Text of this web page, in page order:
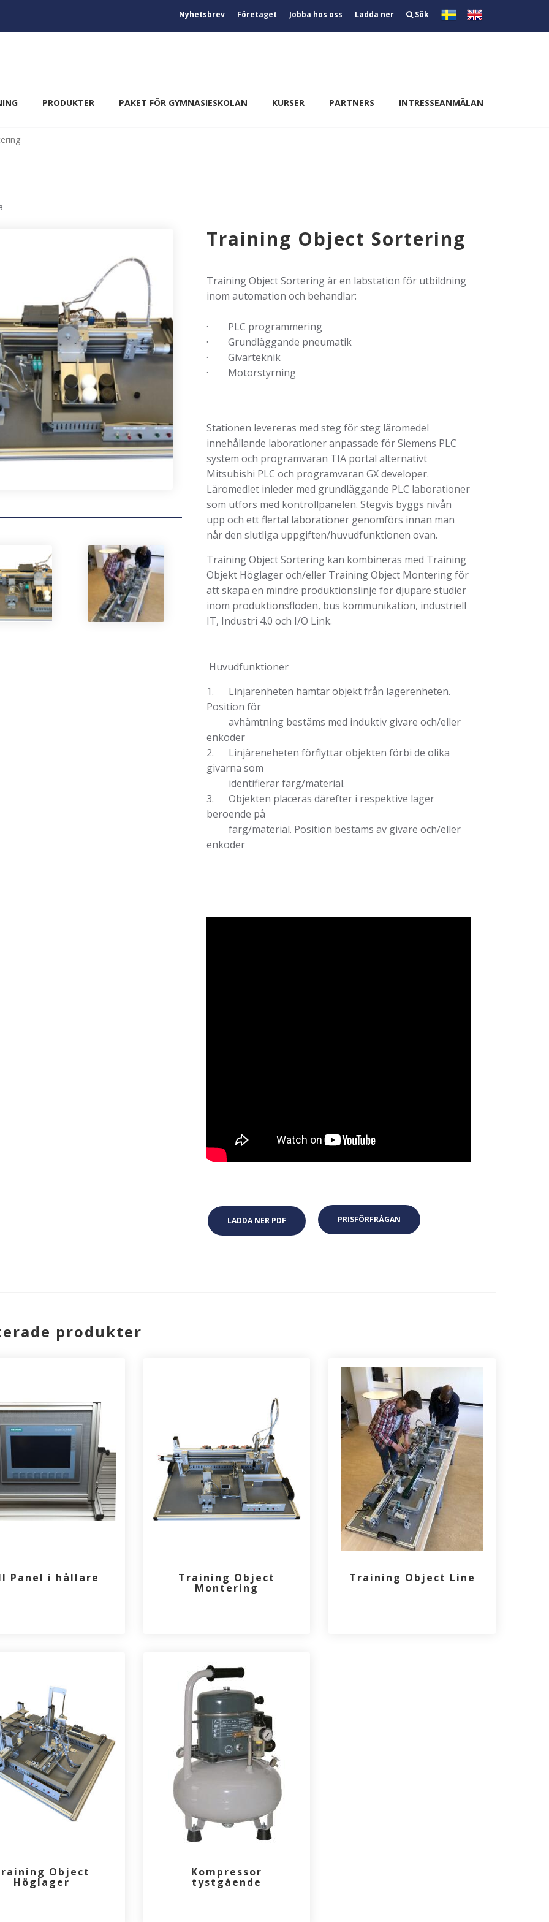
Nyhetsbrev Företaget Jobba hos oss Ladda ner Sök
PRODUKTER PAKET FÖR GYMNASIESKOLAN KURSER PARTNERS INTRESSEANMÄLAN
Training Object Sortering
Training Object Sortering är en labstation för utbildning
inom automation och behandlar:
· PLC programmering
· Grundläggande pneumatik
· Givarteknik
· Motorstyrning
Stationen levereras med steg för steg läromedel
innehållande laborationer anpassade för Siemens PLC
system och programvaran TIA portal alternativt
Mitsubishi PLC och programvaran GX developer.
Läromedlet inleder med grundläggande PLC laborationer
som utförs med kontrollpanelen. Stegvis byggs nivån
upp och ett flertal laborationer genomförs innan man
når den slutliga uppgiften/huvudfunktionen ovan.
Training Object Sortering kan kombineras med Training
Objekt Höglager och/eller Training Object Montering för
att skapa en mindre produktionslinje för djupare studier
inom produktionsflöden, bus kommunikation, industriell
IT, Industri 4.0 och I/O Link.
Huvudfunktioner
1. Linjärenheten hämtar objekt från lagerenheten.
Position för
avhämtning bestäms med induktiv givare och/eller
enkoder
2. Linjäreneheten förflyttar objekten förbi de olika
givarna som
identifierar färg/material.
3. Objekten placeras därefter i respektive lager
beroende på
färg/material. Position bestäms av givare och/eller
enkoder
LADDA NER PDF PRISFÖRFRÅGAN
produkter
Panel i hållare Training Object
Montering
Training Object Line
Object
Höglager
Kompressor
tystgående